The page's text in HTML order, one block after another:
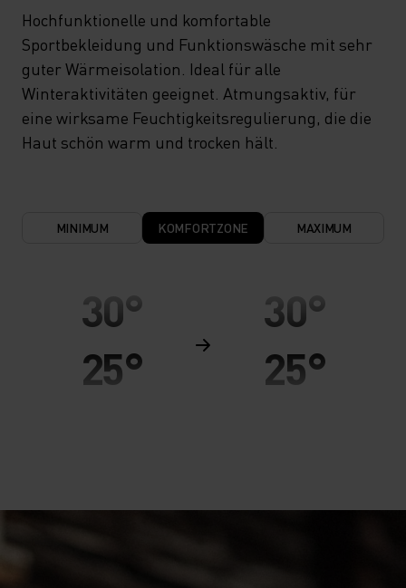
Hochfunktionelle und komfortable
Sportbekleidung und Funktionswäsche mit sehr
guter Wärmeisolation. Ideal für alle
Winteraktivitäten geeignet. Atmungsaktiv, für
eine wirksame Feuchtigkeitsregulierung, die die
Haut schön warm und trocken hält.
MINIMUM KOMFORTZONE MAXIMUM
30°
25°
10°
30°
25°